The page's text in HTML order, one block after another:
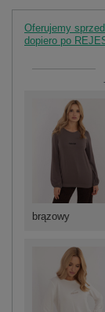
Oferujemy
dopiero po
brązowy